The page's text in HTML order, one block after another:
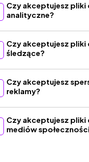
Czy akceptujesz pliki
analityczne?
Czy akceptujesz pliki
śledzące?
Czy akceptujesz
reklamy?
Czy akceptujesz pliki
mediów